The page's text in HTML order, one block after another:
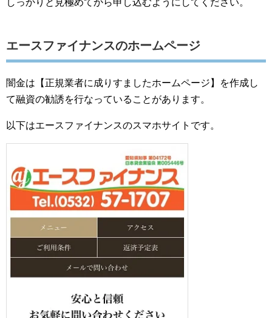
しっかりと見極めてから申し込むようにしてください。
エースファイナンスのホームページ
闇金は【正規業者に成りすましたホームページ】を作成し
て融資の勧誘を行なっていることがあります。
以下はエースファイナンスのスマホサイトです。